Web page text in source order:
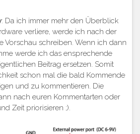
: Da ich immer mehr den Überblick
verliere, werde ich nach der
Vorschau schreiben. Wenn ich dann
werde ich das ensprechende
Beitrag ersetzen. Somit
schon mal die bald Kommende
und zu kommentieren. Die
nach euren Kommentarten oder
Zeit priorisieren ;).